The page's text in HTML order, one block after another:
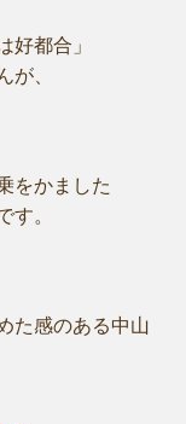
好都合」
が、
をかました
す。
た感のある中山